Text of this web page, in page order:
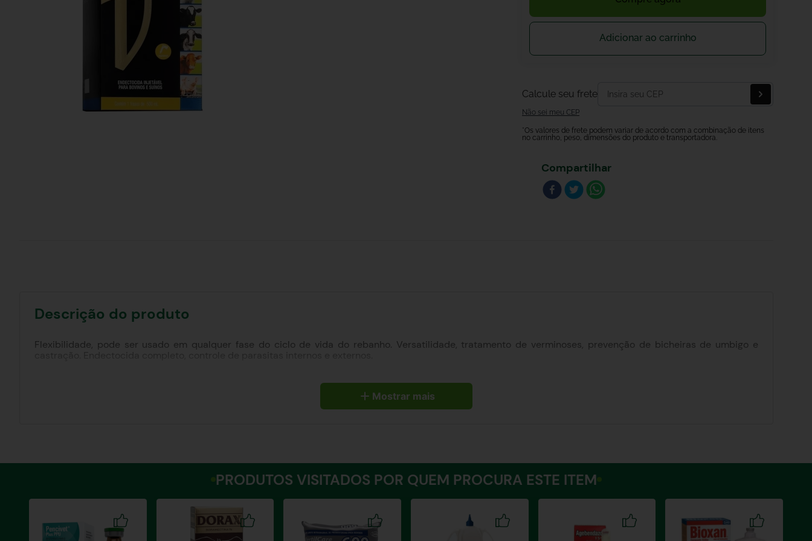
Adicionar ao carrinho
Calcule seu frete
Não sei meu CEP
*Os valores de frete podem variar de acordo com a combinação de itens
no carrinho, peso, dimensões do produto e transportadora.
Compartilhar
Descrição do produto
Flexibilidade, pode ser usado em qualquer fase do ciclo de vida do rebanho. Versatilidade, tratamento de verminoses, prevenção de bicheiras de umbigo e
Tratamento e controle de vermes gastrintestinais e pulmonares, além de carrapatos, bernes, piolhos e ácaros da sarna; Grande atuação sobre miíases (bicheiras)
Aplicar EXCELLER na dose de 1mL para cada 50 kg de peso. Via subcutânea ou intramuscular.
Período de carência:
Mostrar mais
PRODUTOS VISITADOS POR QUEM PROCURA ESTE ITEM